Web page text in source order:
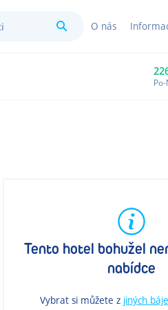
HledatO nás
Tento hotel bohužel
nabídce
Vybrat si můžete z jiných